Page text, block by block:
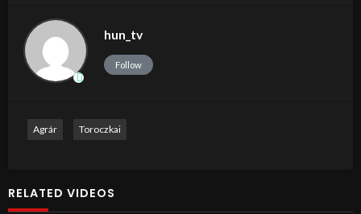
hun_tv
Follow
Agrár Toroczkai
RELATED VIDEOS